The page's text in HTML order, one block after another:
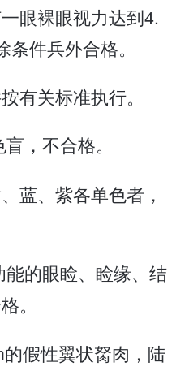
眼裸眼视力达到4.
件兵外合格。
有关标准执行。
，不合格。
蓝、紫各单色者，
能的眼睑、睑缘、结
。
假性翼状胬肉，陆